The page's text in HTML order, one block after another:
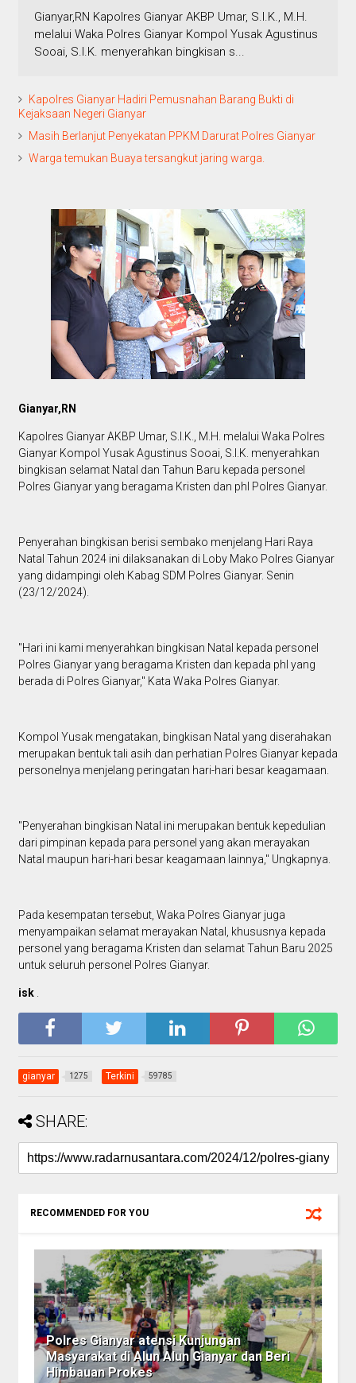
Gianyar,RN Kapolres Gianyar AKBP Umar, S.I.K., M.H.
melalui Waka Polres Gianyar Kompol Yusak Agustinus
Sooai, S.I.K. menyerahkan bingkisan s...
Kapolres Gianyar Hadiri Pemusnahan Barang Bukti di
Kejaksaan Negeri Gianyar
Masih Berlanjut Penyekatan PPKM Darurat Polres Gianyar
Warga temukan Buaya tersangkut jaring warga.
Gianyar,RN
Kapolres Gianyar AKBP Umar, S.I.K., M.H. melalui Waka Polres
Gianyar Kompol Yusak Agustinus Sooai, S.I.K. menyerahkan
bingkisan selamat Natal dan Tahun Baru kepada personel
Polres Gianyar yang beragama Kristen dan phl Polres Gianyar.
Penyerahan bingkisan berisi sembako menjelang Hari Raya
Natal Tahun 2024 ini dilaksanakan di Loby Mako Polres Gianyar
yang didampingi oleh Kabag SDM Polres Gianyar. Senin
(23/12/2024).
"Hari ini kami menyerahkan bingkisan Natal kepada personel
Polres Gianyar yang beragama Kristen dan kepada phl yang
berada di Polres Gianyar," Kata Waka Polres Gianyar.
Kompol Yusak mengatakan, bingkisan Natal yang diserahakan
merupakan bentuk tali asih dan perhatian Polres Gianyar kepada
personelnya menjelang peringatan hari-hari besar keagamaan.
"Penyerahan bingkisan Natal ini merupakan bentuk kepedulian
dari pimpinan kepada para personel yang akan merayakan
Natal maupun hari-hari besar keagamaan lainnya," Ungkapnya.
Pada kesempatan tersebut, Waka Polres Gianyar juga
menyampaikan selamat merayakan Natal, khususnya kepada
personel yang beragama Kristen dan selamat Tahun Baru 2025
untuk seluruh personel Polres Gianyar.
isk.
gianyar 1275 Terkini 59785
SHARE:
RECOMMENDED FOR YOU
Polres Gianyar atensi Kunjungan
Masyarakat di Alun Alun Gianyar dan Beri
Himbauan Prokes